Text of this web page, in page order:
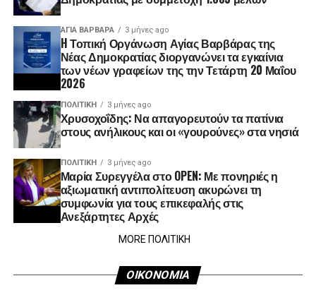
ΑΓΙΑ ΒΑΡΒΑΡΑ 3 μήνες ago
H Τοπική Οργάνωση Αγίας Βαρβάρας της
Νέας Δημοκρατίας διοργανώνει τα εγκαίνια
των νέων γραφείων της την Τετάρτη 20 Μαΐου
2026
ΠΟΛΙΤΙΚΉ 3 μήνες ago
Χρυσοχοΐδης: Να απαγορευτούν τα πατίνια
στους ανήλικους και οι «γουρούνες» στα νησιά
ΠΟΛΙΤΙΚΉ 3 μήνες ago
Μαρία Συρεγγέλα στο OPEN: Με πονηριές η
αξιωματική αντιπολίτευση ακυρώνει τη
συμφωνία για τους επικεφαλής στις
Ανεξάρτητες Αρχές
MORE ΠΟΛΙΤΙΚΗ
ΟΙΚΟΝΟΜΙΑ